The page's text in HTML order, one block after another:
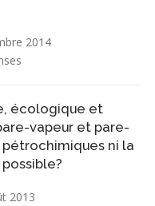
2014
écologique et
vapeur et pare-
ni la
2013